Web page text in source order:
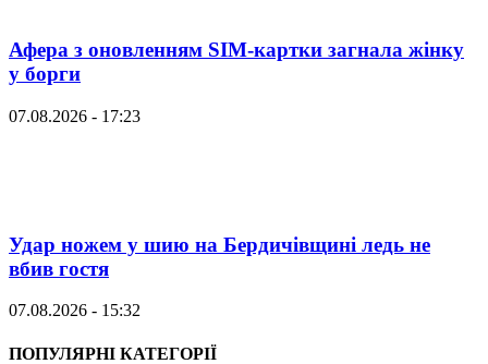
Афера з оновленням SIM-картки загнала жінку
у борги
07.08.2026 - 17:23
Удар ножем у шию на Бердичівщині ледь не
вбив гостя
07.08.2026 - 15:32
ПОПУЛЯРНІ КАТЕГОРІЇ